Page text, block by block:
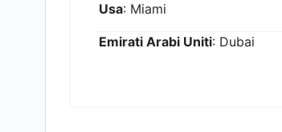
Usa: Miami
Emirati Arabi Uniti: Dubai